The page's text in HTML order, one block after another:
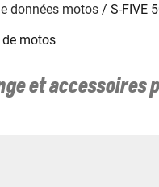
données motos
S-FIVE
de motos
et accessoires